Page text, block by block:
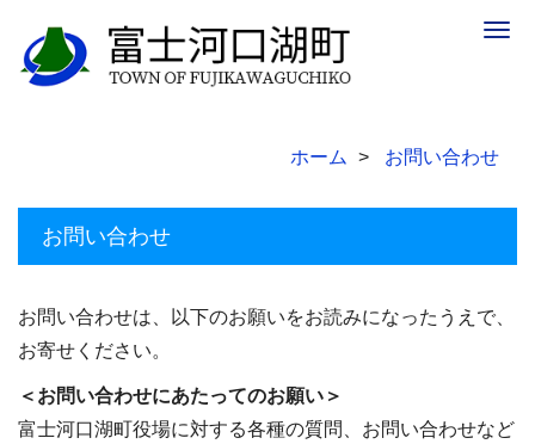
ホーム お問い合わせ
お問い合わせ
お問い合わせは、以下のお願いをお読みになったうえで、
お寄せください。
＜お問い合わせにあたってのお願い＞
富士河口湖町役場に対する各種の質問、お問い合わせなど